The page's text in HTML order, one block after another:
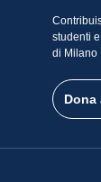
studenti
di Milano
Dona